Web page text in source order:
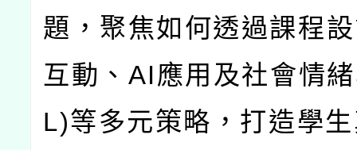
題，聚焦如何透過課程
互動、 AI應用及社會情
L)等多元策略，打造學